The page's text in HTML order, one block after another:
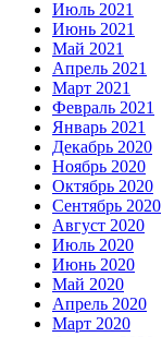
Июль 2021
Июнь 2021
Май 2021
Апрель 2021
Март 2021
Февраль 2021
Январь 2021
Декабрь 2020
Ноябрь 2020
Октябрь 2020
Сентябрь 2020
Август 2020
Июль 2020
Июнь 2020
Май 2020
Апрель 2020
Март 2020